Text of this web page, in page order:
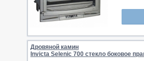
Дровяной камин
Invicta Selenic 700 стекло боковое